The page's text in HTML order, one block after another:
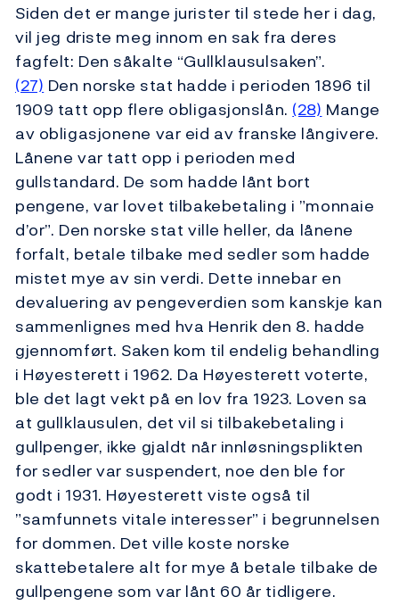
Siden det er mange jurister til stede her i dag,
vil jeg driste meg innom en sak fra deres
fagfelt: Den såkalte “Gullklausulsaken”.
(27) Den norske stat hadde i perioden 1896 til
1909 tatt opp flere obligasjonslån. (28) Mange
av obligasjonene var eid av franske långivere.
Lånene var tatt opp i perioden med
gullstandard. De som hadde lånt bort
pengene, var lovet tilbakebetaling i ”monnaie
d’or”. Den norske stat ville heller, da lånene
forfalt, betale tilbake med sedler som hadde
mistet mye av sin verdi. Dette innebar en
devaluering av pengeverdien som kanskje kan
sammenlignes med hva Henrik den 8. hadde
gjennomført. Saken kom til endelig behandling
i Høyesterett i 1962. Da Høyesterett voterte,
ble det lagt vekt på en lov fra 1923. Loven sa
at gullklausulen, det vil si tilbakebetaling i
gullpenger, ikke gjaldt når innløsningsplikten
for sedler var suspendert, noe den ble for
godt i 1931. Høyesterett viste også til
”samfunnets vitale interesser” i begrunnelsen
for dommen. Det ville koste norske
skattebetalere alt for mye å betale tilbake de
gullpengene som var lånt 60 år tidligere.